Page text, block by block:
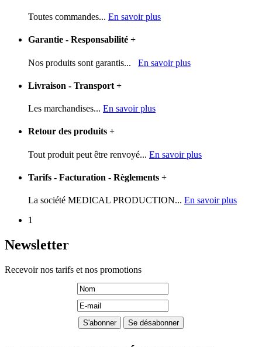
Toutes commandes... En savoir plus
Garantie - Responsabilité +
Nos produits sont garantis... En savoir plus
Livraison - Transport +
Les marchandises... En savoir plus
Retour des produits +
Tout produit peut être renvoyé... En savoir plus
Tarifs - Facturation - Règlements +
La société MEDICAL PRODUCTION... En savoir plus
1
Newsletter
Recevoir nos tarifs et nos promotions